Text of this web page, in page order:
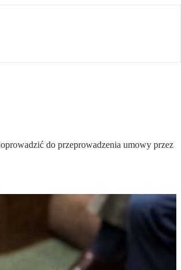
do przeprowadzenia umowy przez